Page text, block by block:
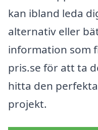
kan ibland leda
alternativ eller
information som
pris.se för att ta
hitta den
projekt.